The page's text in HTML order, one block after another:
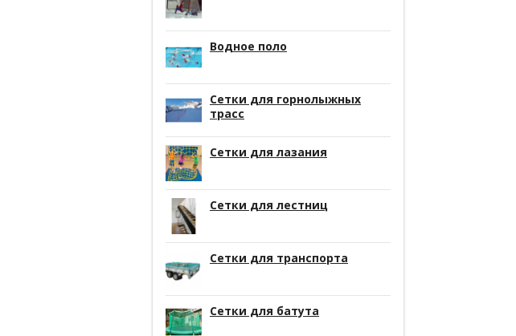
Водное поло
Сетки для горнолыжных
трасс
Сетки для лазания
Сетки для лестниц
Сетки для транспорта
Сетки для батута